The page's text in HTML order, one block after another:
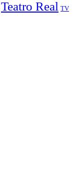
Teatro Real TV